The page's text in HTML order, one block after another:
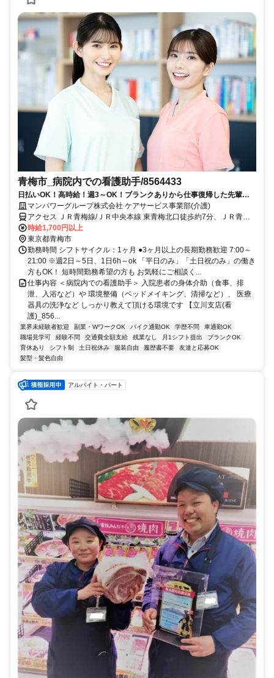
青梅市_病院内での看護助手/8564433
日払いOK！高時給！週3～OK！ブランクありから仕事復帰した先輩や
ミドル世代も多数活躍中♪
マンパワーグループ株式会社 ケアサービス事業部(介護)
アクセス ＪＲ青梅線/ＪＲ中央本線 東青梅北口徒歩約7分、ＪＲ青梅
線/ＪＲ中央本線 河辺北口徒歩約14分、ＪＲ青梅線/ＪＲ中央本線 青梅
徒歩約24分 車・バイク通勤OK（派遣先による）
時給1,700円以上
東京都青梅市
勤務時間 シフトサイクル：1ヶ月 ●3ヶ月以上の長期勤務歓迎 7:00～
21:00 ※週2日～5日、1日6h～ok 「平日のみ」「土日祝のみ」の働き
方もOK！ 短時間勤務希望の方も お気軽にご相談く...
仕事内容 ＜病院内での看護助手＞ 入院患者の身体介助（食事、排
泄、入浴など）や 環境整備（ベッドメイキング、清掃など）、 医療
器具の洗浄など しっかり教えて頂ける環境です 【立川支店(看
護)_856...
業界未経験者歓迎 副業・WワークOK バイク通勤OK 学歴不問
車通勤OK
職場見学可
経験不問 交通費全額支給 残業なし 月1シフト提出
ブランクOK
育休あり
シフト制 土日祝休み 服装自由 履歴書不要
友達と応募OK
髪型・髪色自由
アルバイト・パート